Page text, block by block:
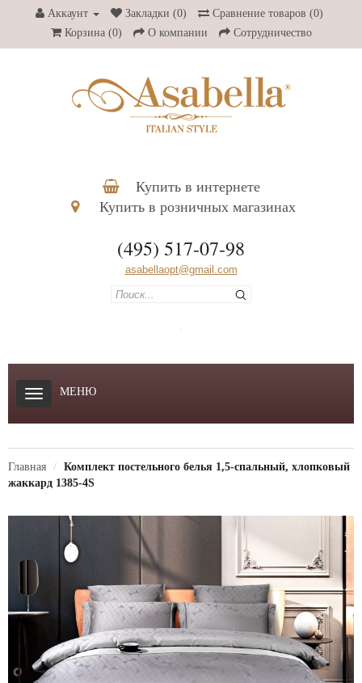
Аккаунт Закладки (0)
Сравнение товаров (0)
Корзина (0) О компании Сотрудничество
Купить в интернете
Купить в розничных магазинах
(495) 517-07-98
asabellaopt@gmail.com
МЕНЮ
Главная
Комплект постельного белья 1,5-спальный, хлопковый
жаккард 1385-4S